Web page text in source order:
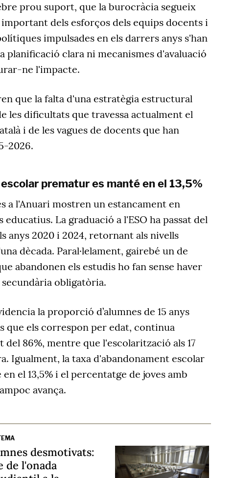
prou suport, que la burocràcia segueix
dels esforços dels equips docents i
impulsades en els darrers anys s'han
planificació clara ni mecanismes d'avaluació
ne l'impacte.
que la falta d'una estratègia estructural
les dificultats que travessa actualment el
i de les vagues de docents que han
2026.
prematur es manté en el 13,5%
a l'Anuari mostren un estancament en
La graduació a l'ESO ha passat del
anys 2020 i 2024, retornant als nivells
dècada. Paral·lelament, gairebé un de
abandonen els estudis ho fan sense haver
obligatòria.
la proporció d’alumnes de 15 anys
que els correspon per edat, continua
del 86%, mentre que l'escolarització als 17
Igualment, la taxa d'abandonament escolar
el 13,5% i el percentatge de joves amb
avança.
desmotivats:
de l'onada